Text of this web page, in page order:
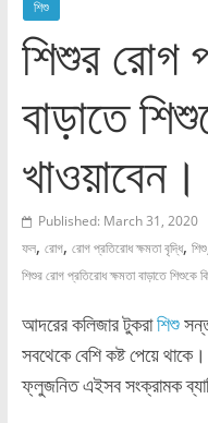
শিশু
শিশুর রোগ
বাড়াতে
খাওয়াবেন।
Published: March 31, 2020
ফল, রোগ, রোগ প্রতিরোধ ক্ষমতা বৃদ্ধি, শিশু
শিশুর রোগ প্রতিরোধ ক্ষমতা বাড়াতে শিশুকে
আদরের কলিজার টুকরাশিশু
সবথেকে বেশি কষ্ট পেয়ে
ফ্লুজনিত এইসব সংক্রামক